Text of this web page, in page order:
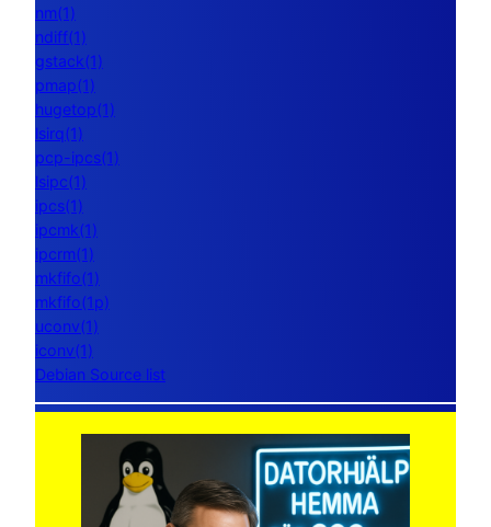
nm(1)
ndiff(1)
gstack(1)
pmap(1)
hugetop(1)
lsirq(1)
pcp-ipcs(1)
lsipc(1)
ipcs(1)
ipcmk(1)
ipcrm(1)
mkfifo(1)
mkfifo(1p)
uconv(1)
iconv(1)
Debian Source list